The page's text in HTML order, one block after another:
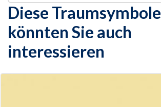
Diese Traumsymbole
könnten Sie auch
interessieren